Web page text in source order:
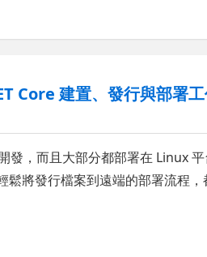
Core 建置、發行與部署
發，而且大部分都部署在 Linux
將發行檔案到遠端的部署流程